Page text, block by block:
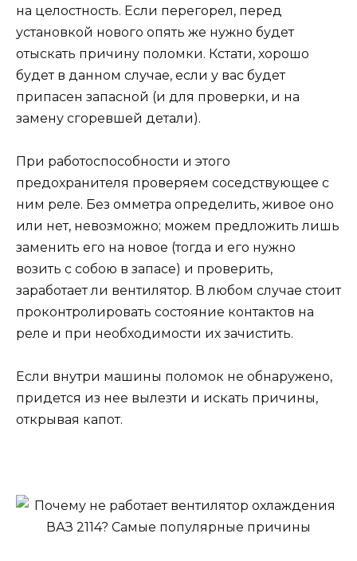
на целостность. Если перегорел, перед
установкой нового опять же нужно будет
отыскать причину поломки. Кстати, хорошо
будет в данном случае, если у вас будет
припасен запасной (и для проверки, и на
замену сгоревшей детали).
При работоспособности и этого
предохранителя проверяем соседствующее с
ним реле. Без омметра определить, живое оно
или нет, невозможно; можем предложить лишь
заменить его на новое (тогда и его нужно
возить с собою в запасе) и проверить,
заработает ли вентилятор. В любом случае стоит
проконтролировать состояние контактов на
реле и при необходимости их зачистить.
Если внутри машины поломок не обнаружено,
придется из нее вылезти и искать причины,
открывая капот.